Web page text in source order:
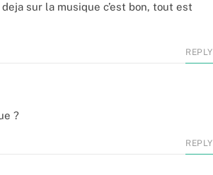
sur la musique c’est bon, tout est
REPLY
?
REPLY